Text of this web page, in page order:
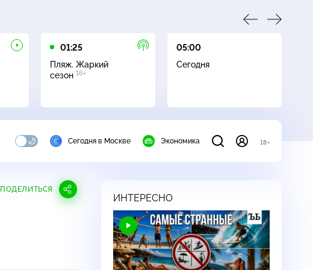
01:25
Пляж. Жаркий
сезон 16+
05:00
Сегодня
Сегодня в Москве Экономика 18+
ПОДЕЛИТЬСЯ
ИНТЕРЕСНО